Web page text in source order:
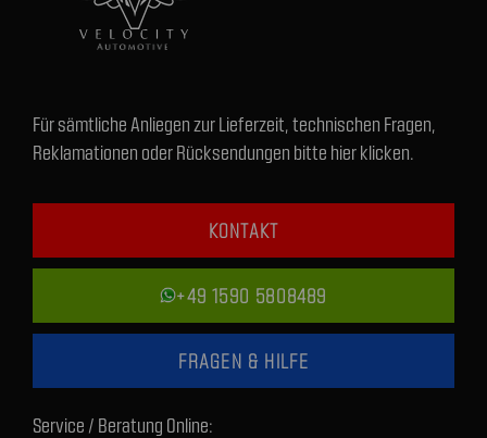
Für sämtliche Anliegen zur Lieferzeit, technischen Fragen,
Reklamationen oder Rücksendungen bitte hier klicken.
KONTAKT
+49 1590 5808489
FRAGEN & HILFE
Service / Beratung Online: